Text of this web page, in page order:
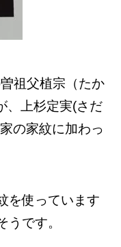
祖父植宗（たか
、上杉定実(さだ
の家紋に加わっ
を使っています
です。